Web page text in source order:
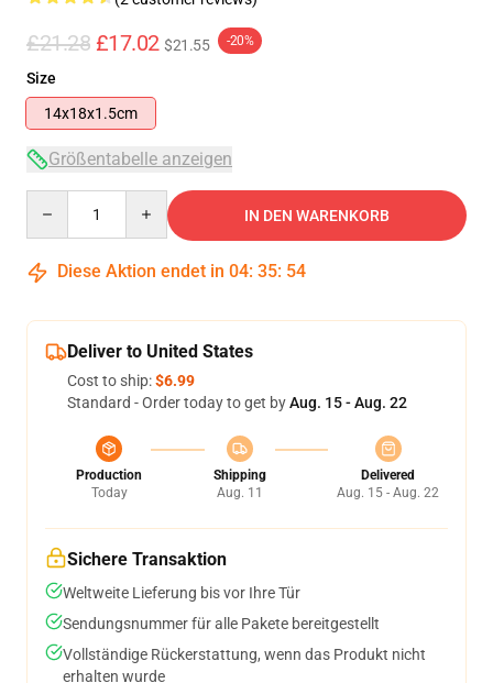
£21.28 £17.02 $21.55 -20%
Size
14x18x1.5cm
Größentabelle anzeigen
IN DEN WARENKORB
Diese Aktion endet in 04: 35: 54
Deliver to United States
Cost to ship:$6.99
Standard - Order today to get byAug. 15 - Aug. 22
Production
Today
Shipping
Aug. 11
Delivered
Aug. 15 - Aug. 22
Sichere Transaktion
Weltweite Lieferung bis vor Ihre Tür
Sendungsnummer für alle Pakete bereitgestellt
Vollständige Rückerstattung, wenn das Produkt nicht
erhalten wurde